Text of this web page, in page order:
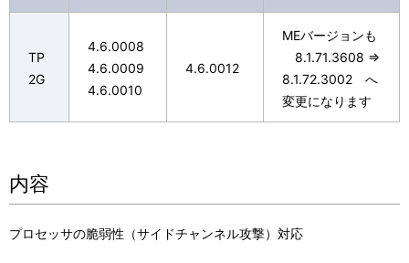
TP
2G
4.6.0008
4.6.0009
4.6.0010
4.6.0012
MEバージョンも
8.1.71.3608 ⇒
8.1.72.3002 へ
変更になります
内容
プロセッサの脆弱性（サイドチャンネル攻撃）対応